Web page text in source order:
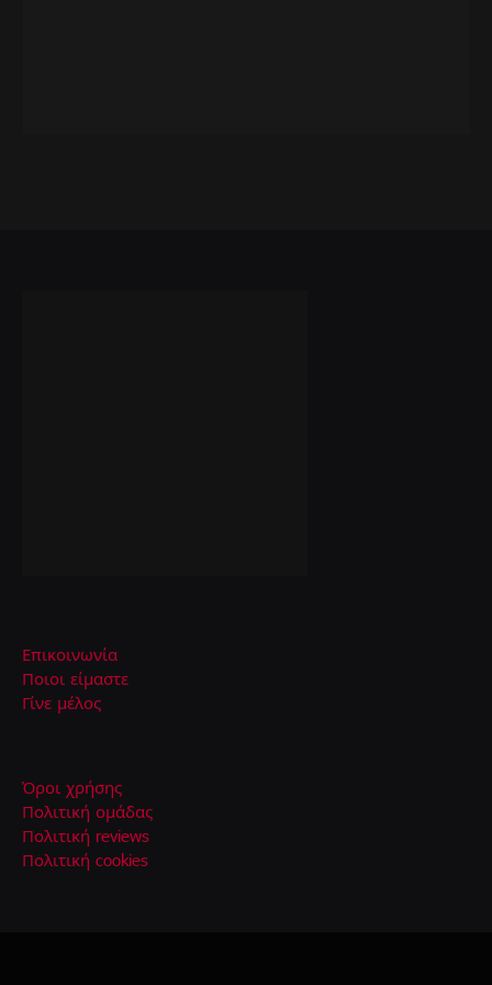
Επικοινωνία
Ποιοι είμαστε
Γίνε μέλος
Όροι χρήσης
Πολιτική ομάδας
Πολιτική reviews
Πολιτική cookies